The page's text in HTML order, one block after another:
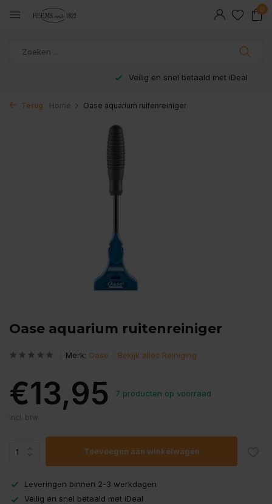
0
Veilig en snel betaald met iDeal
Terug Home Oase aquarium ruitenreiniger
Oase aquarium ruitenreiniger
Merk: Oase Bekijk alles Reiniging
€13,95 7 producten op voorraad
Incl. btw
Toevoegen aan winkelwagen
Leveringen binnen 2-3 werkdagen
Veilig en snel betaald met iDeal